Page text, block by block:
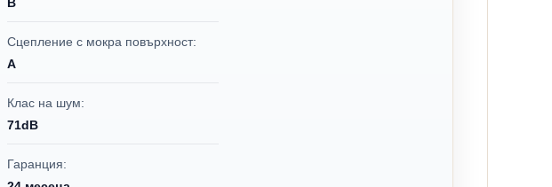
Сцепление с мокра повърхност:
A
Клас на шум:
71dB
Гаранция: